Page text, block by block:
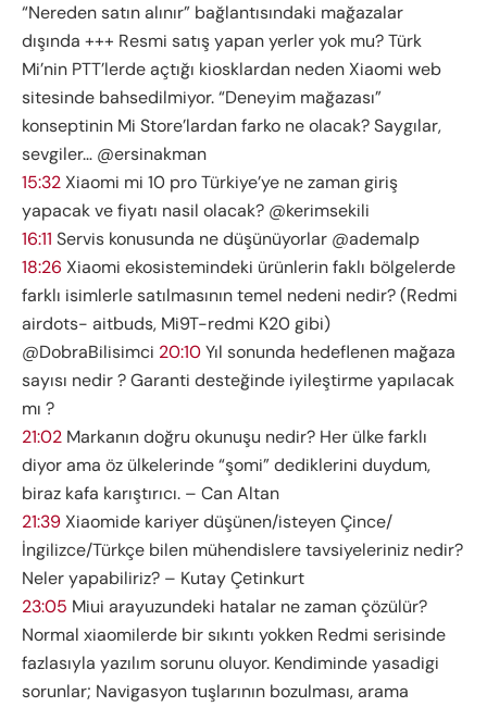
“Nereden satın alınır” bağlantısındaki mağazalar
dışında +++ Resmi satış yapan yerler yok mu? Türk
Mi’nin PTT’lerde açtığı kiosklardan neden Xiaomi web
sitesinde bahsedilmiyor. “Deneyim mağazası”
konseptinin Mi Store’lardan farko ne olacak? Saygılar,
sevgiler… @ersinakman
15:32Xiaomi mi 10 pro Türkiye’ye ne zaman giriş
yapacak ve fiyatı nasil olacak? @kerimsekili
16:11 Servis konusunda ne düşünüyorlar @ademalp
18:26 Xiaomi ekosistemindeki ürünlerin faklı bölgelerde
farklı isimlerle satılmasının temel nedeni nedir? (Redmi
airdots- aitbuds, Mi9T-redmi K20 gibi)
@DobraBilisimci 20:10Yıl sonunda hedeflenen mağaza
sayısı nedir ? Garanti desteğinde iyileştirme yapılacak
mı ?
21:02 Markanın doğru okunuşu nedir? Her ülke farklı
diyor ama öz ülkelerinde “şomi” dediklerini duydum,
biraz kafa karıştırıcı. – Can Altan
21:39Xiaomide kariyer düşünen/isteyen Çince/
İngilizce/Türkçe bilen mühendislere tavsiyeleriniz nedir?
Neler yapabiliriz? – Kutay Çetinkurt
23:05 Miui arayuzundeki hatalar ne zaman çözülür?
Normal xiaomilerde bir sıkıntı yokken Redmi serisinde
fazlasıyla yazılım sorunu oluyor. Kendiminde yasadigi
sorunlar; Navigasyon tuşlarının bozulması, arama